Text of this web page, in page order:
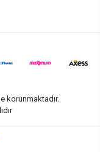
korunmaktadır.